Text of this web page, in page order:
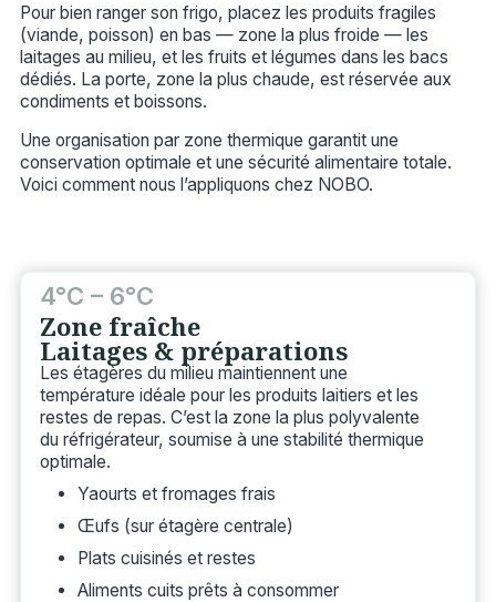
Pour bien ranger son frigo, placez les produits fragiles
(viande, poisson) en bas — zone la plus froide — les
laitages au milieu, et les fruits et légumes dans les bacs
dédiés. La porte, zone la plus chaude, est réservée aux
condiments et boissons.
Une organisation par zone thermique garantit une
conservation optimale et une sécurité alimentaire totale.
Voici comment nous l’appliquons chez NOBO.
4°C – 6°C
Zone fraîche
Laitages & préparations
Les étagères du milieu maintiennent une
température idéale pour les produits laitiers et les
restes de repas. C’est la zone la plus polyvalente
du réfrigérateur, soumise à une stabilité thermique
optimale.
Yaourts et fromages frais
Œufs (sur étagère centrale)
Plats cuisinés et restes
Aliments cuits prêts à consommer